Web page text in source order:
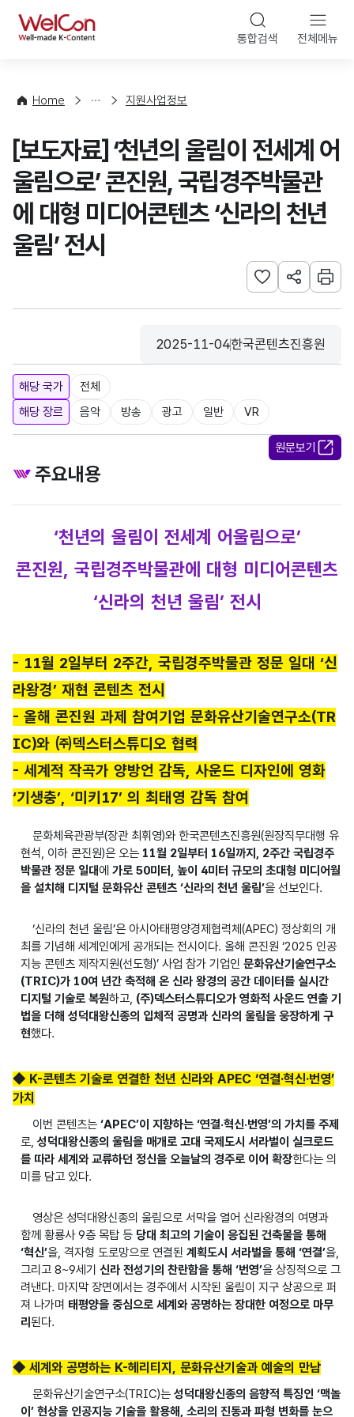
WelCon 통합검색 전체메뉴
Home
사
청
지원사업정보
[보도자료] ‘천년의 울림이 전세계 어
울림으로’ 콘진원, 국립경주박물관
에 대형 미디어콘텐츠 ‘신라의 천년
울림’ 전시
관심사 등록하기
URL 공유하
인쇄
등록일
2025-11-04
수집기관
한국콘텐츠진흥원
해당 국가
전체
해당 장르
음악 방송 광고 일반 VR
원문보기
주요내용
‘천년의 울림이 전세계 어울림으로’
콘진원, 국립경주박물관에 대형 미디어콘텐츠
‘신라의 천년 울림’ 전시
- 11월 2일부터 2주간, 국립경주박물관 정문 일대 ‘신
라왕경’ 재현 콘텐츠 전시
- 올해 콘진원 과제 참여기업 문화유산기술연구소(TR
IC)와 ㈜덱스터스튜디오 협력
- 세계적 작곡가 양방언 감독, 사운드 디자인에 영화
‘기생충’, ‘미키17’ 의 최태영 감독 참여
문화체육관광부(장관 최휘영)와 한국콘텐츠진흥원(원장직무대행 유
현석, 이하 콘진원)은 오는 11월 2일부터 16일까지, 2주간 국립경주
박물관 정문 일대에 가로 50미터, 높이 4미터 규모의 초대형 미디어월
을 설치해 디지털 문화유산 콘텐츠 ‘신라의 천년 울림’을 선보인다.
‘신라의 천년 울림’은 아시아태평양경제협력체(APEC) 정상회의 개
최를 기념해 세계인에게 공개되는 전시이다. 올해 콘진원 ‘2025 인공
지능 콘텐츠 제작지원(선도형)’ 사업 참가 기업인 문화유산기술연구소
(TRIC)가 10여 년간 축적해 온 신라 왕경의 공간 데이터를 실시간
디지털 기술로 복원하고, (주)덱스터스튜디오가 영화적 사운드 연출 기
법을 더해 성덕대왕신종의 입체적 공명과 신라의 울림을 웅장하게 구
현했다.
◆ K-콘텐츠 기술로 연결한 천년 신라와 APEC ‘연결·혁신·번영’
가치
이번 콘텐츠는 ‘APEC’이 지향하는 ‘연결·혁신·번영’의 가치를 주제
로, 성덕대왕신종의 울림을 매개로 고대 국제도시 서라벌이 실크로드
를 따라 세계와 교류하던 정신을 오늘날의 경주로 이어 확장한다는 의
미를 담고 있다.
영상은 성덕대왕신종의 울림으로 서막을 열어 신라왕경의 여명과
함께 황룡사 9층 목탑 등 당대 최고의 기술이 응집된 건축물을 통해
‘혁신’을, 격자형 도로망으로 연결된 계획도시 서라벌을 통해 ‘연결’을,
그리고 8~9세기 신라 전성기의 찬란함을 통해 ‘번영’을 상징적으로 그
려낸다. 마지막 장면에서는 경주에서 시작된 울림이 지구 상공으로 퍼
져 나가며 태평양을 중심으로 세계와 공명하는 장대한 여정으로 마무
리된다.
◆ 세계와 공명하는 K-헤리티지, 문화유산기술과 예술의 만남
문화유산기술연구소(TRIC)는 성덕대왕신종의 음향적 특징인 ‘맥놀
이’ 현상을 인공지능 기술을 활용해, 소리의 진동과 파형 변화를 눈으